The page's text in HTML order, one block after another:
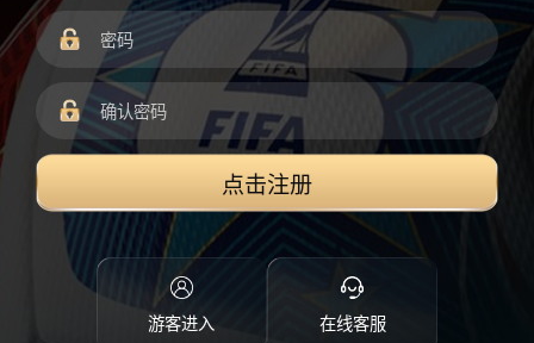
点击注册
游客进入 在线客服